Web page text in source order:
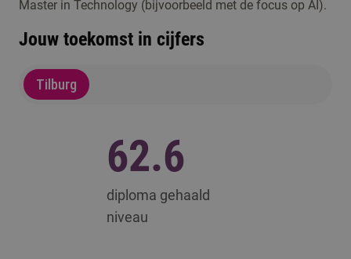
inclusie of een sterkere gemeenschap.
Master in Technology (bijvoorbeeld met de focus op AI).
Jouw toekomst in cijfers
Tilburg
62.6
diploma gehaald
niveau